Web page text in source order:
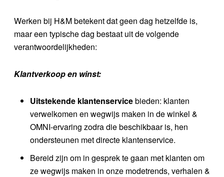
Werken bij H&M betekent dat geen dag hetzelfde is,
maar een typische dag bestaat uit de volgende
verantwoordelijkheden:
Klantverkoop en winst:
Uitstekende klantenservicebieden: klanten
verwelkomen en wegwijs maken in de winkel &
OMNI-ervaring zodra die beschikbaar is, hen
ondersteunen met directe klantenservice.
Bereid zijn om in gesprek te gaan met klanten om
ze wegwijs maken in onze modetrends, verhalen &